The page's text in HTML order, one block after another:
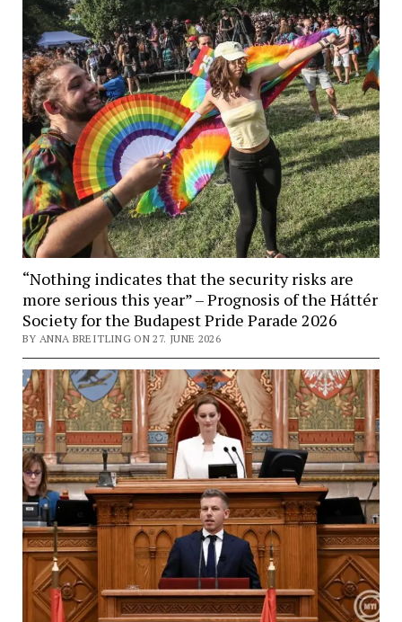
“Nothing indicates that the security risks are
more serious this year” – Prognosis of the Háttér
Society for the Budapest Pride Parade 2026
BY ANNA BREITLING ON 27. JUNE 2026